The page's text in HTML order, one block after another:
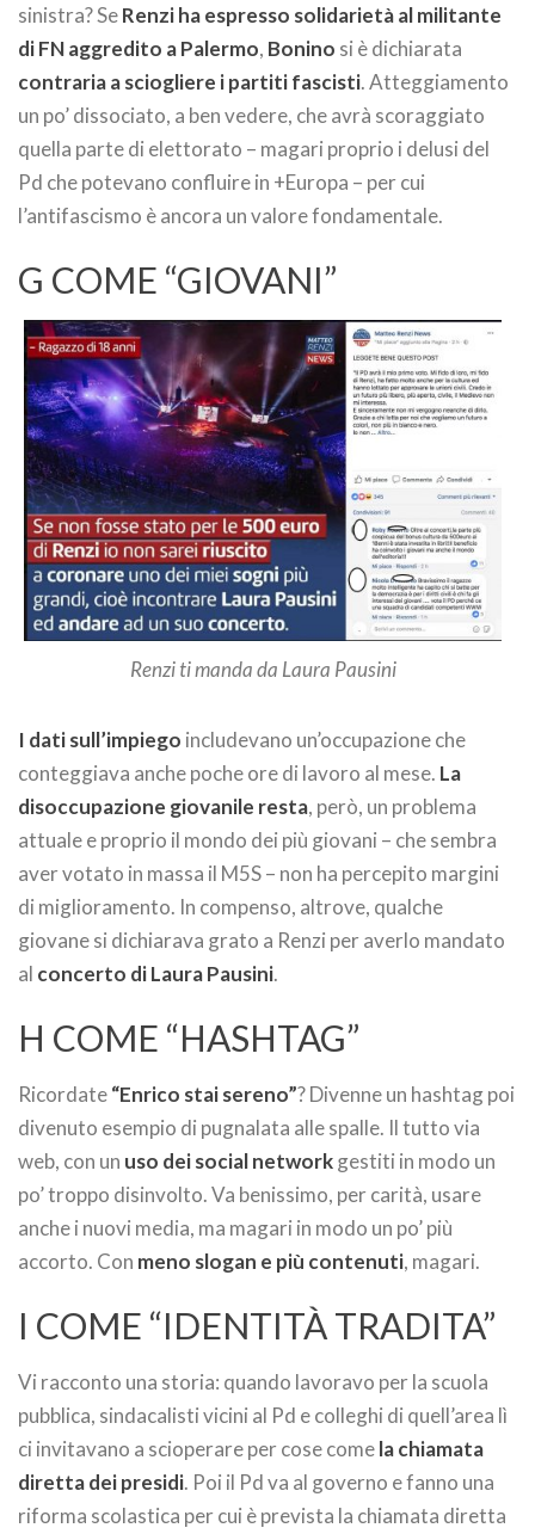
sinistra? SeRenzi ha espresso solidarietà al militante
di FN aggredito a Palermo, Bonino si è dichiarata
contraria a sciogliere i partiti fascisti. Atteggiamento
un po’ dissociato, a ben vedere, che avrà scoraggiato
quella parte di elettorato – magari proprio i delusi del
Pd che potevano confluire in +Europa – per cui
l’antifascismo è ancora un valore fondamentale.
G COME “GIOVANI”
Renzi ti manda da Laura Pausini
I dati sull’impiego includevano un’occupazione che
conteggiava anche poche ore di lavoro al mese. La
disoccupazione giovanile resta, però, un problema
attuale e proprio il mondo dei più giovani – che sembra
aver votato in massa il M5S – non ha percepito margini
di miglioramento. In compenso, altrove, qualche
giovane si dichiarava grato a Renzi per averlo mandato
al concerto di Laura Pausini.
H COME “HASHTAG”
Ricordate“Enrico stai sereno”? Divenne un hashtag poi
divenuto esempio di pugnalata alle spalle. Il tutto via
web, con un uso dei social networkgestiti in modo un
po’ troppo disinvolto. Va benissimo, per carità, usare
anche i nuovi media, ma magari in modo un po’ più
accorto. Con meno slogan e più contenuti, magari.
I COME “IDENTITÀ TRADITA”
Vi racconto una storia: quando lavoravo per la scuola
pubblica, sindacalisti vicini al Pd e colleghi di quell’area lì
ci invitavano a scioperare per cose comela chiamata
diretta dei presidi. Poi il Pd va al governo e fanno una
riforma scolastica per cui è prevista la chiamata diretta